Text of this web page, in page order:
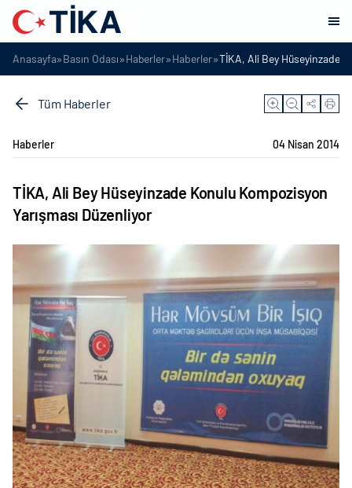
Anasayfa»Basın Odası»Haberler»Haberler»TİKA, Ali Bey Hüseyinzade
Tüm Haberler
Haberler 04 Nisan 2014
TİKA, Ali Bey Hüseyinzade Konulu Kompozisyon
Yarışması Düzenliyor